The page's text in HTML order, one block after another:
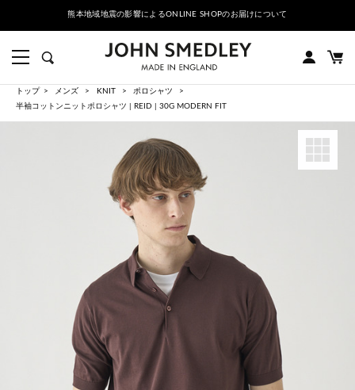
熊本地域地震の影響によるONLINE SHOPのお届けについて
トップ メンズ KNIT
ポロシャツ
半袖コットンニットポロシャツ | REID | 30G MODERN FIT